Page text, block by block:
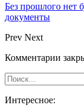
Без прошлого нет
документы
Prev Next
Комментарии
Интересное: